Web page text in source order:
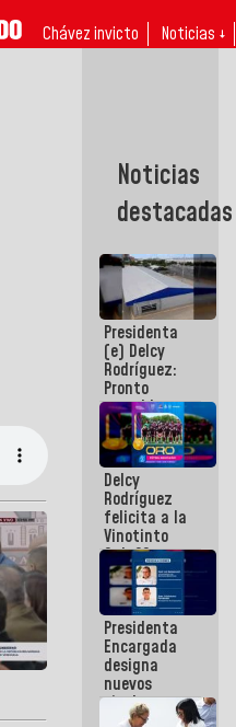
Chávez invicto Noticias ↓
Noticias
destacadas
Presidenta
(e) Delcy
Rodríguez:
Pronto
restableceremos
las
operaciones
en el
Aeropuerto
Internacional
de
Maiquetía
Delcy
Rodríguez
felicita a la
Vinotinto
Sub 20
campeona
frente
México Sub
23 en los
Centroamericanos
Presidenta
Encargada
designa
nuevos
titulares en